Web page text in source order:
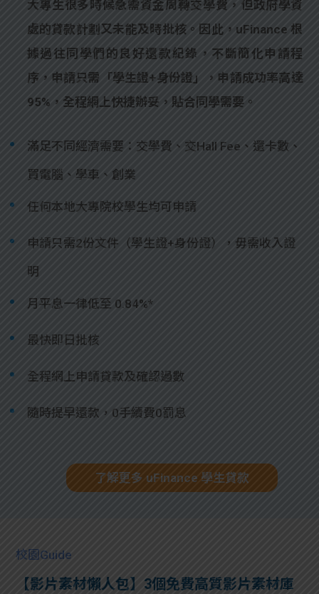
大專生很多時候急需資金周轉交學費，但政府學資
處的貸款計劃又未能及時批核。因此，uFinance 根
據過往同學們的良好還款紀錄，不斷簡化申請程
序，申請只需「學生證+身份證」，申請成功率高達
95%，全程網上快捷辦妥，貼合同學需要。
滿足不同經濟需要：交學費、交Hall Fee、還卡數、
買電腦、學車、創業
任何本地大專院校學生均可申請
申請只需2份文件（學生證+身份證），毋需收入證
明
月平息一律低至 0.84%*
最快即日批核
全程網上申請貸款及確認過數
隨時提早還款，0手續費0罰息
了解更多 uFinance 學生貸款
校園Guide
【影片素材懶人包】3個免費高質影片素材庫